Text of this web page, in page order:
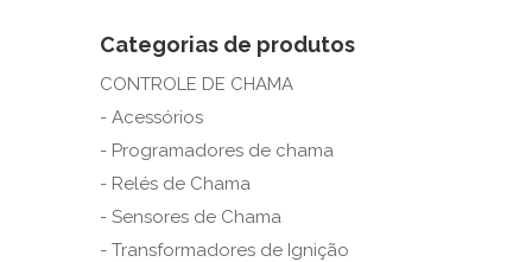
Categorias de produtos
CONTROLE DE CHAMA
- Acessórios
- Programadores de chama
- Relés de Chama
- Sensores de Chama
- Transformadores de Ignição